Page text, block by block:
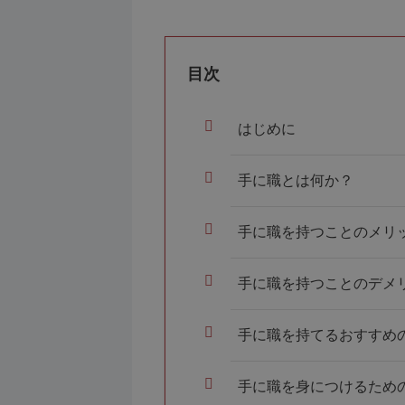
目次
はじめに
手に職とは何か？
手に職を持つことのメリ
手に職を持つことのデメ
手に職を持てるおすすめ
手に職を身につけるため